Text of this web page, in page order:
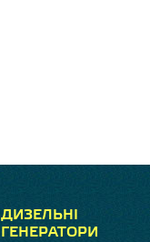
ДИЗЕЛЬНІ
ГЕНЕРАТОРИ